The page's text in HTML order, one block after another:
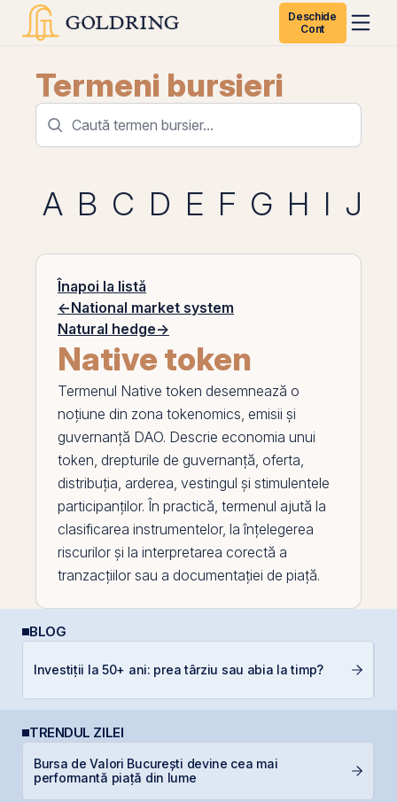
Deschide
Cont
Termeni bursieri
A B C D E F G H I J
Înapoi la listă
←National market system
Natural hedge→
Native token
Termenul Native token desemnează o
noțiune din zona tokenomics, emisii și
guvernanță DAO. Descrie economia unui
token, drepturile de guvernanță, oferta,
distribuția, arderea, vestingul și stimulentele
participanților. În practică, termenul ajută la
clasificarea instrumentelor, la înțelegerea
riscurilor și la interpretarea corectă a
tranzacțiilor sau a documentației de piață.
BLOG
Investiții la 50+ ani: prea târziu sau abia la timp?
TRENDUL ZILEI
Bursa de Valori București devine cea mai
performantă piață din lume